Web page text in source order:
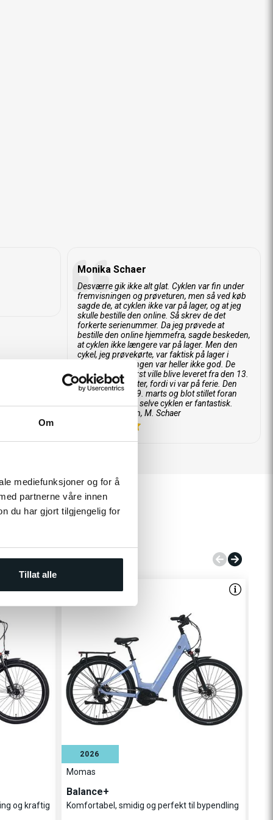
Om
mediefunksjoner og for å
partnerne våre innen
du har gjort tilgjengelig for
Tillat alle
Monika Schaer
Desværre gik ikke alt glat. Cyklen var fin under
fremvisningen og prøveturen, men så ved køb
sagde de, at cyklen ikke var på lager, og at jeg
skulle bestille den online. Så skrev de det
forkerte serienummer. Da jeg prøvede at
bestille den online hjemmefra, sagde beskeden,
at cyklen ikke længere var på lager. Men den
cykel, jeg prøvekørte, var faktisk på lager i
butikken. Leveringen var heller ikke god. De
sagde, at den først ville blive leveret fra den 13.
marts og fremefter, fordi vi var på ferie. Den
blev leveret den 9. marts og blot stillet foran
indgangen. Men selve cyklen er fantastisk.
Med venlig hilsen, M. Schaer
og kraftig
2026
Momas
Balance+
Komfortabel, smidig og perfekt til bypendling